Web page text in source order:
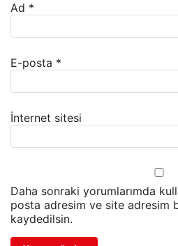
Ad *
E-posta *
İnternet sitesi
Daha sonraki yorumlarımda
posta adresim ve site adresim
kaydedilsin.